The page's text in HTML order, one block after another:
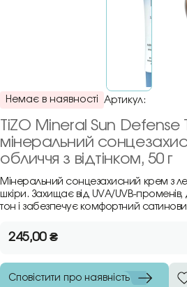
Немає в наявності Артикул:
TiZO Mineral Sun Defense
мінеральний
обличчя з відтінком, 50 г
Мінеральний сонцезахисний крем з
шкіри. Захищає від UVA/UVB-
тон і забезпечує комфортний
245,00₴
Сповістити про наявність